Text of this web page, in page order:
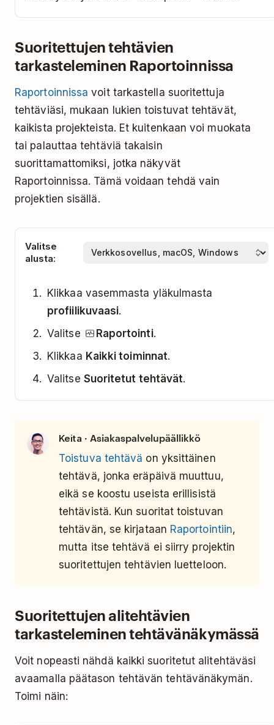
Suoritettujen tehtävien
tarkasteleminen Raportoinnissa
Raportoinnissa voit tarkastella suoritettuja
tehtäviäsi, mukaan lukien toistuvat tehtävät,
kaikista projekteista. Et kuitenkaan voi muokata
tai palauttaa tehtäviä takaisin
suorittamattomiksi, jotka näkyvät
Raportoinnissa. Tämä voidaan tehdä vain
projektien sisällä.
Valitse
alusta:
Klikkaa vasemmasta yläkulmasta
profiilikuvaasi.
Valitse
Raportointi.
Klikkaa Kaikki toiminnat.
Valitse Suoritetut tehtävät.
Keita · Asiakaspalvelupäällikkö
Toistuva tehtävä on yksittäinen
tehtävä, jonka eräpäivä muuttuu,
eikä se koostu useista erillisistä
tehtävistä. Kun suoritat toistuvan
tehtävän, se kirjataan Raportointiin,
mutta itse tehtävä ei siirry projektin
suoritettujen tehtävien luetteloon.
Suoritettujen alitehtävien
tarkasteleminen tehtävänäkymässä
Voit nopeasti nähdä kaikki suoritetut alitehtäväsi
avaamalla päätason tehtävän tehtävänäkymän.
Toimi näin: